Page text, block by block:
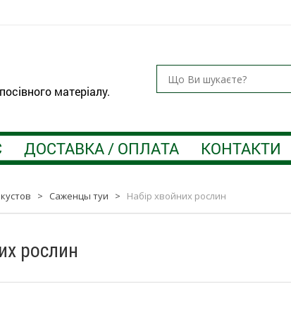
матеріалу.
ДОСТАВКА / ОПЛАТА КОНТАКТИ
> Саженцы туи > Набір хвойних рослин
рослин